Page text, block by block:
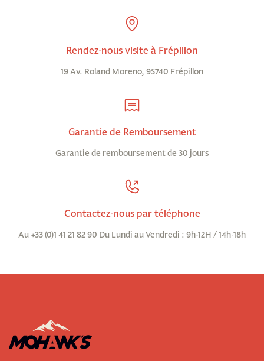
Rendez-nous visite à Frépillon
19 Av. Roland Moreno, 95740 Frépillon
Garantie de Remboursement
Garantie de remboursement de 30 jours
Contactez-nous par téléphone
Au +33 (0)1 41 21 82 90 Du Lundi au Vendredi : 9h-12H / 14h-18h